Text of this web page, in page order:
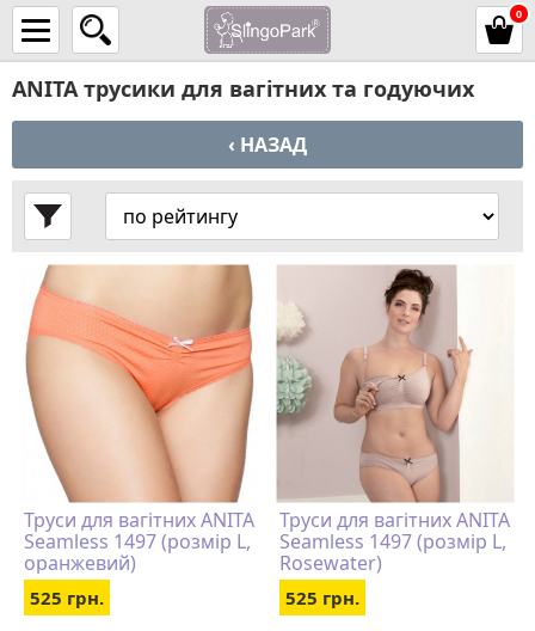
0
ANITA трусики для вагітних та годуючих
‹ НАЗАД
Труси для вагітних ANITA
Seamless 1497 (розмір L,
оранжевий)
525 грн.
Труси для вагітних ANITA
Seamless 1497 (розмір L,
Rosewater)
525 грн.